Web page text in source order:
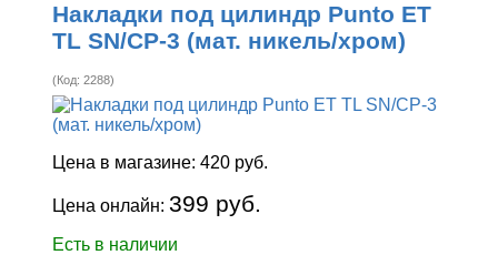
Накладки под цилиндр Punto ET
TL SN/CP-3 (мат. никель/хром)
(Код:2288)
Цена в магазине:420 руб.
Цена онлайн:399 руб.
Есть в наличии